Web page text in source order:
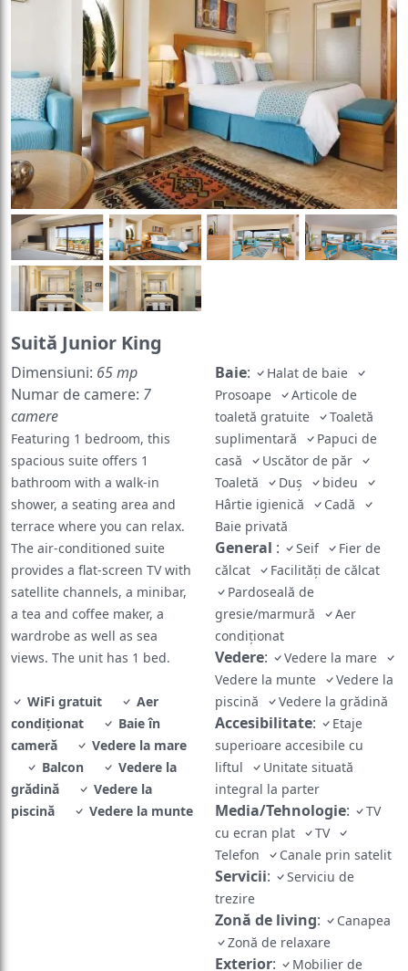
Suită Junior King
Dimensiuni:65 mp
Numar de camere:
camere
Featuring 1 bedroom, this
spacious suite offers 1
bathroom with a walk-in
shower, a seating area and
terrace where you can relax.
The air-conditioned suite
provides a flat-screen TV with
satellite channels, a minibar,
a tea and coffee maker, a
wardrobe as well as sea
views. The unit has 1 bed.
condiționat
Baie în
cameră
Vedere la mare
Balcon
Vedere la
grădină
Vedere la
piscină
Vedere la munte
Prosoape
Articole de
toaletă gratuite
Toaletă
suplimentară
Papuci de
casă
Uscător de păr
Toaletă
Duș
bideu
Hârtie igienică
Cadă
Baie privată
General:
călcat
Facilități de călcat
Pardoseală de
gresie/marmură
condiționat
Vedere:
Vedere la munte
Vedere la
piscină
Vedere la grădină
Accesibilitate:
Etaje
superioare accesibile cu
liftul
Unitate situată
integral la parter
Media/Tehnologie
cu ecran plat
TV
Telefon
Canale prin satelit
Servicii :
Serviciu de
trezire
Zonă de living
Zonă de relaxare
Exterior:
Mobilier de
exterior
Terasă
Patio